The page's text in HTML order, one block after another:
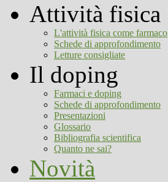
Attività fisica
L'attività fisica come farmaco
Schede di approfondimento
Letture consigliate
Il doping
Farmaci e doping
Schede di approfondimento
Presentazioni
Glossario
Bibliografia scientifica
Quanto ne sai?
Novità